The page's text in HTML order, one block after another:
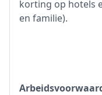
korting op hotels
en familie).